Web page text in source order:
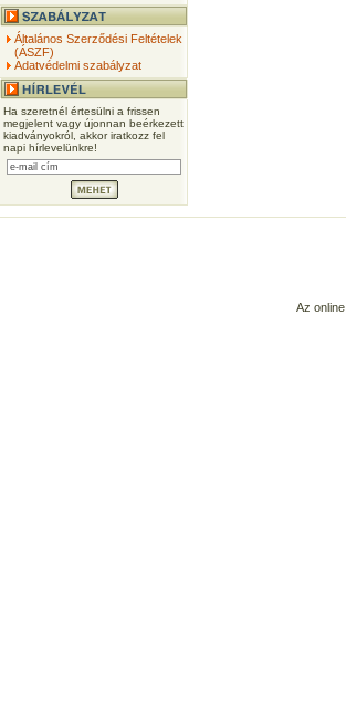
Általános Szerződési Feltételek
(ÁSZF)
Adatvédelmi szabályzat
Ha szeretnél értesülni a frissen
megjelent vagy újonnan beérkezett
kiadványokról, akkor iratkozz fel
napi hírlevelünkre!
Az